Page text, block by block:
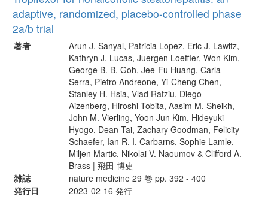
adaptive, randomized, placebo-controlled phase
2a/b trial
著者
Arun J. Sanyal, Patricia Lopez, Eric J. Lawitz,
Kathryn J. Lucas, Juergen Loeffler, Won Kim,
George B. B. Goh, Jee-Fu Huang, Carla
Serra, Pietro Andreone, Yi-Cheng Chen,
Stanley H. Hsia, Vlad Ratziu, Diego
Aizenberg, Hiroshi Tobita, Aasim M. Sheikh,
John M. Vierling, Yoon Jun Kim, Hideyuki
Hyogo, Dean Tai, Zachary Goodman, Felicity
Schaefer, Ian R. I. Carbarns, Sophie Lamle,
Miljen Martic, Nikolai V. Naoumov & Clifford A.
Brass | 飛田 博史
雑誌
nature medicine 29 巻 pp. 392 - 400
発行日
2023-02-16 発行